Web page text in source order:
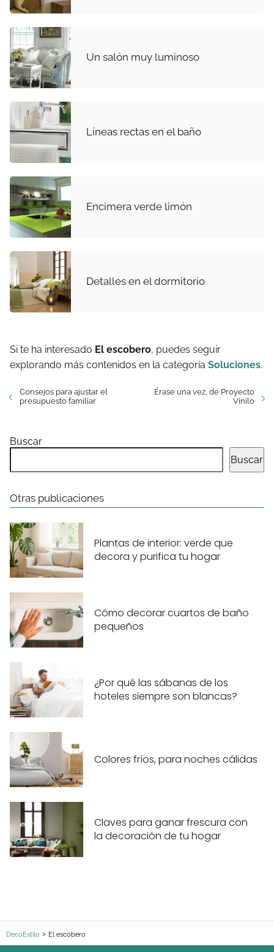
Un salón muy luminoso
Líneas rectas en el baño
Encimera verde limón
Detalles en el dormitorio
Si te ha interesado El escobero, puedes seguir
explorando más contenidos en la categoría Soluciones.
Consejos para ajustar el
presupuesto familiar
Érase una vez, de Proyecto
Vinilo
Buscar
Buscar
Otras publicaciones
Plantas de interior: verde que
decora y purifica tu hogar
Cómo decorar cuartos de baño
pequeños
¿Por qué las sábanas de los
hoteles siempre son blancas?
Colores fríos, para noches cálidas
Claves para ganar frescura con
la decoración de tu hogar
DecoEstilo El escobero